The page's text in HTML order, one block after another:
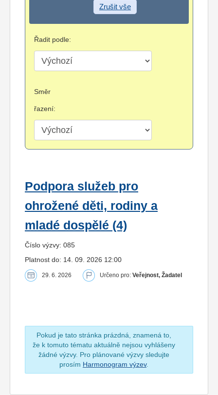
Zrušit vše
Řadit podle:
Směr
řazení:
Podpora služeb pro
ohrožené děti, rodiny a
mladé dospělé (4)
Číslo výzvy: 085
Platnost do: 14. 09. 2026 12:00
29. 6. 2026 Určeno pro: Veřejnost, Žadatel
Pokud je tato stránka prázdná, znamená to,
že k tomuto tématu aktuálně nejsou vyhlášeny
žádné výzvy. Pro plánované výzvy sledujte
prosím Harmonogram výzev.